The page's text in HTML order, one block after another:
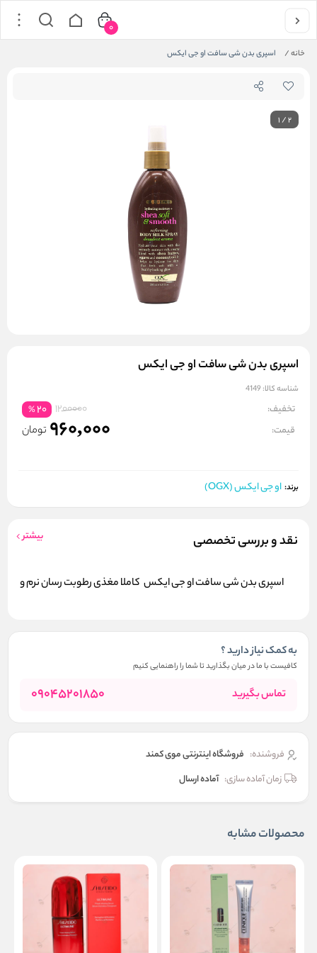
خانه/ اسپری بدن شی سافت او جی ایکس
0
1/2
اسپری بدن شی سافت او جی ایکس
شناسه کالا: 4149
تخفیف: 1200000
20
%
قیمت: 960,000 تومان
برند: او جی ایکس (OGX)
نقد و بررسی تخصصی بیشتر
اسپری بدن شی سافت او جی ایکس کاملا مغذی رطوبت رسان نرم و
به کمک نیاز دارید ؟
کافیست با ما در میان بگذارید تا شما را راهنمایی کنیم
تماس بگیرید 09045201850
فروشنده: فروشگاه اینترنتی موی کمند
زمان آماده سازی: آماده ارسال
محصولات مشابه